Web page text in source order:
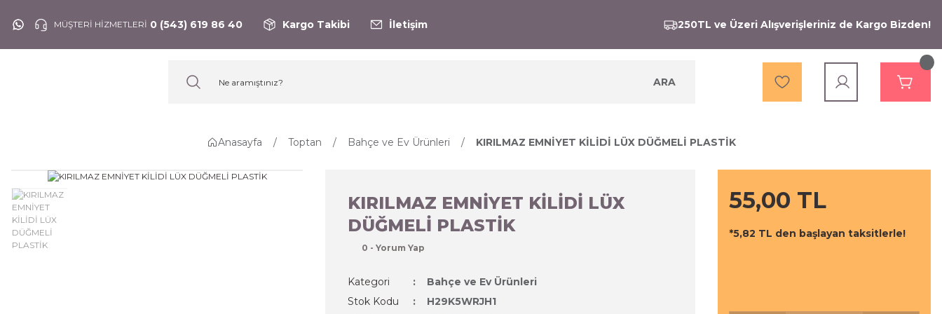
MÜŞTERİ HİZMETLERİ 0 (543) 619 86 40 Kargo Takibi İletişim 250TL ve Üzeri Alışverişleriniz de Kargo Bizden!
ARA
Anasayfa Toptan Bahçe ve Ev Ürünleri KIRILMAZ EMNİYET KİLİDİ LÜX DÜĞMELİ PLASTİK
KIRILMAZ EMNİYET KİLİDİ LÜX
DÜĞMELİ PLASTİK
0 - Yorum Yap
Kategori
Bahçe ve Ev Ürünleri
Stok Kodu
H29K5WRJH1
55,00 TL
*5,82 TL den başlayan taksitlerle!